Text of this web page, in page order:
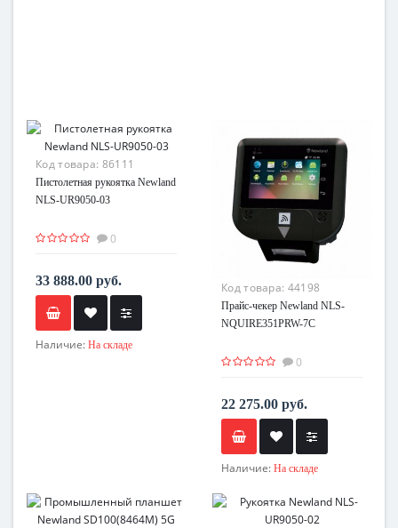
Код товара: 86111
Пистолетная рукоятка Newland
NLS-UR9050-03
0
33 888.00 руб.
Наличие: На складе
Код товара: 44198
Прайс-чекер Newland NLS-
NQUIRE351PRW-7C
0
22 275.00 руб.
Наличие: На складе